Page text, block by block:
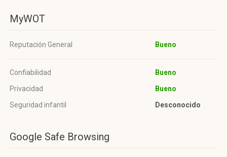
MyWOT
Reputación General Bueno
Confiabilidad
Bueno
Privacidad
Bueno
Seguridad infantil
Desconocido
Google Safe Browsing